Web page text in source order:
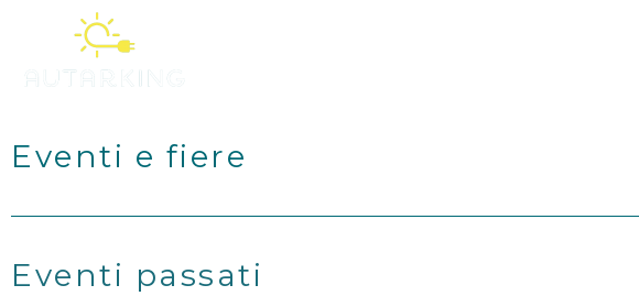
contenuto
Eventi e fiere
Eventi passati